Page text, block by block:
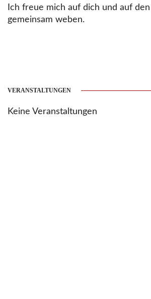
Ich freue mich auf dich und auf
gemeinsam weben.
VERANSTALTUNGEN
Keine Veranstaltungen